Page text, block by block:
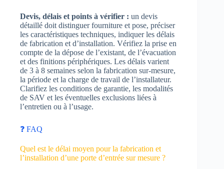
Devis, délais et points à vérifier : un devis
détaillé doit distinguer fourniture et pose, préciser
les caractéristiques techniques, indiquer les délais
de fabrication et d’installation. Vérifiez la prise en
compte de la dépose de l’existant, de l’évacuation
et des finitions périphériques. Les délais varient
de 3 à 8 semaines selon la fabrication sur-mesure,
la période et la charge de travail de l’installateur.
Clarifiez les conditions de garantie, les modalités
de SAV et les éventuelles exclusions liées à
l’entretien ou à l’usage.
❓ FAQ
Quel est le délai moyen pour la fabrication et
l’installation d’une porte d’entrée sur mesure ?